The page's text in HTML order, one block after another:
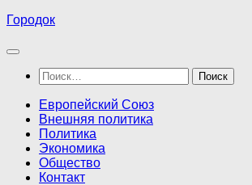
Перейти
содержимому
Городок
Найти:
Европейский Союз
Внешняя политика
Политика
Экономика
Общество
Контакт